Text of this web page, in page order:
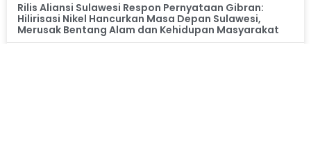
Rilis Aliansi Sulawesi Respon Pernyataan Gibran:
Hilirisasi Nikel Hancurkan Masa Depan Sulawesi,
Merusak Bentang Alam dan Kehidupan Masyarakat